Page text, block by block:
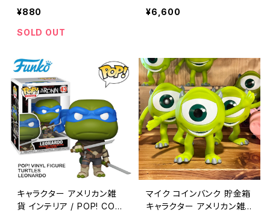
MAGNET magnet set ho
¥880
SOLD OUT
RKS LEATHER BELT men
s belt american casual
¥6,600
キャラクター アメリカン雑
貨 インテリア / POP! COM
マイク コインバンク 貯金箱
キャラクター アメリカン雑